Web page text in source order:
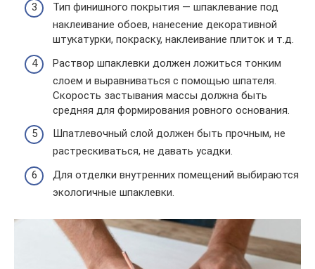
Тип финишного покрытия — шпаклевание под
наклеивание обоев, нанесение декоративной
штукатурки, покраску, наклеивание плиток и т.д.
Раствор шпаклевки должен ложиться тонким
слоем и выравниваться с помощью шпателя.
Скорость застывания массы должна быть
средняя для формирования ровного основания.
Шпатлевочный слой должен быть прочным, не
растрескиваться, не давать усадки.
Для отделки внутренних помещений выбираются
экологичные шпаклевки.